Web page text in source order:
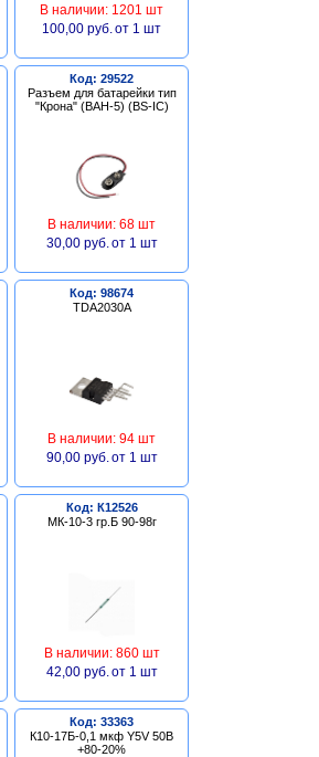
В наличии: 1201 шт
100,00 руб. от 1 шт
Код: 29522
Разъем для батарейки тип
"Крона" (BAH-5) (BS-IC)
В наличии: 68 шт
30,00 руб. от 1 шт
Код: 98674
TDA2030A
В наличии: 94 шт
90,00 руб. от 1 шт
Код: К12526
МК-10-3 гр.Б 90-98г
В наличии: 860 шт
42,00 руб. от 1 шт
Код: 33363
К10-17Б-0,1 мкф Y5V 50В
+80-20%